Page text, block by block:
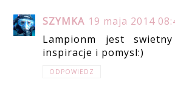
SZYMKA 19 maja 2014
Lampionm jest
inspiracje i pomysl:)
ODPOWIEDZ